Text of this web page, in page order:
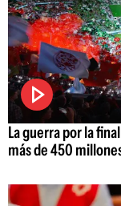
La guerra por la
más de 450